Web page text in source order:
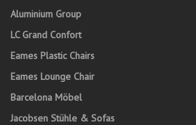
Aluminium Group
LC Grand Confort
Eames Plastic Chairs
Eames Lounge Chair
Barcelona Möbel
Jacobsen Stühle & Sofas